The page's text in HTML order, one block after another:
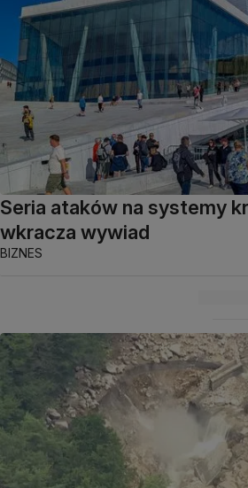
Seria ataków na systemy
wkracza wywiad
BIZNES